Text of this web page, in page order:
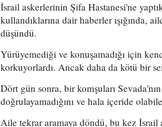
İsrail askerlerinin Şifa Hastanesi'ne
kullandıklarına dair haberler ışığında,
düşündü.
Yürüyemediği ve konuşamadığı için
korkuyorlardı. Ancak daha da kötü bir
Dört gün sonra, bir komşuları Sevada'nın
doğrulayamadığını ve hala içeride
Aile tekrar aramaya döndü, bu kez İsrail